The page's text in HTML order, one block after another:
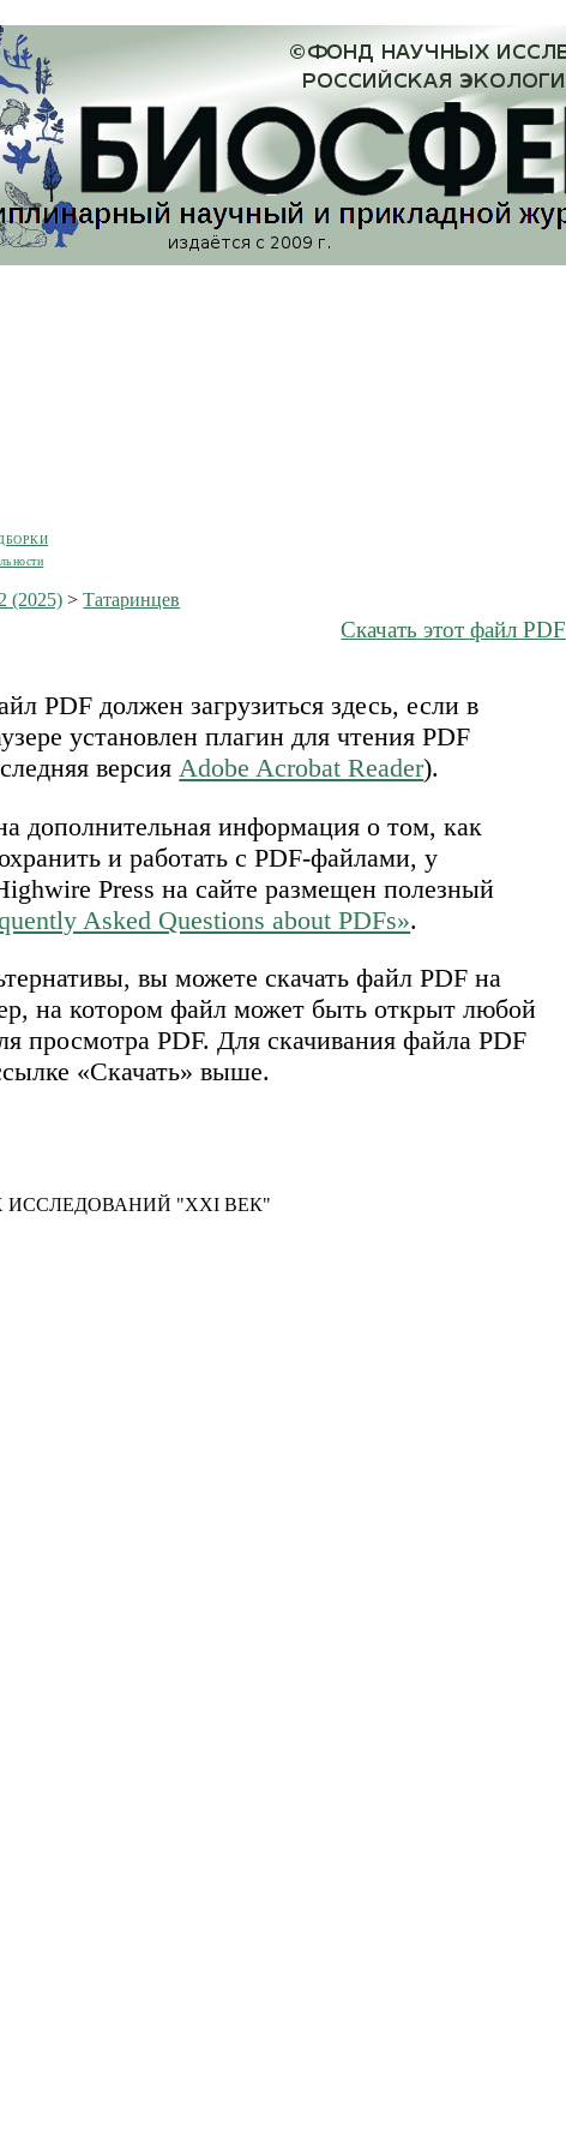
(2025) >Татаринцев
Скачать этот файл PDF
PDF должен загрузиться здесь, если в
установлен плагин для чтения PDF
версияAdobe Acrobat Reader).
дополнительная информация о том, как
и работать с PDF-файлами, у
Press на сайте размещен полезный
Asked Questions about PDFs».
вы можете скачать файл PDF на
на котором файл может быть открыт любой
просмотра PDF. Для скачивания файла PDF
«Скачать» выше.
"XXI ВЕК"